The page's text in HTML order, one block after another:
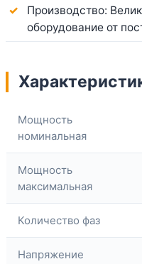
Производство:
оборудование от
Мощность
номинальная
Мощность
максимальная
Количество фаз
Напряжение